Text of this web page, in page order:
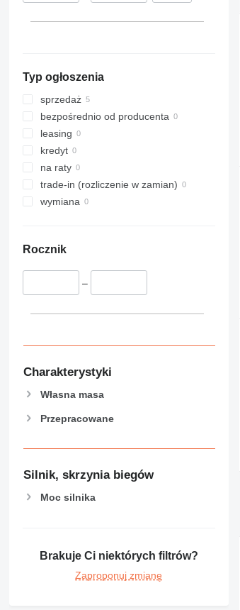
Typ ogłoszenia
sprzedaż
bezpośrednio od producenta
leasing
kredyt
na raty
trade-in (rozliczenie w zamian)
wymiana
Rocznik
–
Charakterystyki
Własna masa
Przepracowane
Silnik, skrzynia biegów
Moc silnika
Brakuje Ci niektórych filtrów?
Zaproponuj zmianę